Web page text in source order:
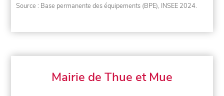
Source : Base permanente des équipements (BPE), INSEE 2024.
Mairie de Thue et Mue